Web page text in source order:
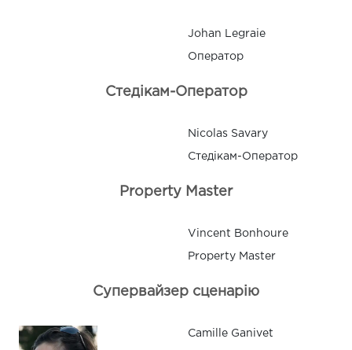
Johan Legraie
Оператор
Стедікам-Оператор
Nicolas Savary
Стедікам-Оператор
Property Master
Vincent Bonhoure
Property Master
Супервайзер сценарію
Camille Ganivet